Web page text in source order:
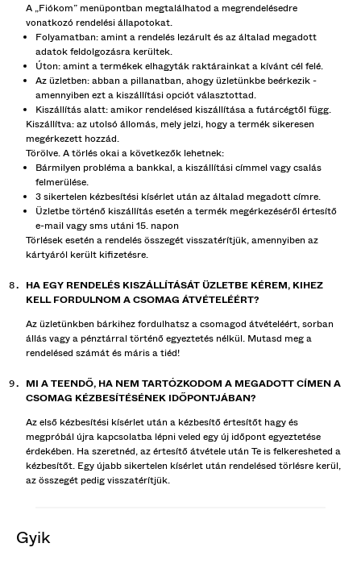
A „Fiókom” menüpontban megtalálhatod a megrendelésedre
vonatkozó rendelési állapotokat.
Folyamatban: amint a rendelés lezárult és az általad megadott
adatok feldolgozásra kerültek.
Úton: amint a termékek elhagyták raktárainkat a kívánt cél felé.
Az üzletben: abban a pillanatban, ahogy üzletünkbe beérkezik -
amennyiben ezt a kiszállítási opciót választottad.
Kiszállítás alatt: amikor rendelésed kiszállítása a futárcégtől függ.
Kiszállítva: az utolsó állomás, mely jelzi, hogy a termék sikeresen
megérkezett hozzád.
Törölve. A törlés okai a következők lehetnek:
Bármilyen probléma a bankkal, a kiszállítási címmel vagy csalás
felmerülése.
3 sikertelen kézbesítési kísérlet után az általad megadott címre.
Üzletbe történő kiszállítás esetén a termék megérkezéséről értesítő
e-mail vagy sms utáni 15. napon
Törlések esetén a rendelés összegét visszatérítjük, amennyiben az
kártyáról került kifizetésre.
HA EGY RENDELÉS KISZÁLLÍTÁSÁT ÜZLETBE KÉREM, KIHEZ
KELL FORDULNOM A CSOMAG ÁTVÉTELÉÉRT?
Az üzletünkben bárkihez fordulhatsz a csomagod átvételéért, sorban
állás vagy a pénztárral történő egyeztetés nélkül. Mutasd meg a
rendelésed számát és máris a tiéd!
MI A TEENDŐ, HA NEM TARTÓZKODOM A MEGADOTT CÍMEN A
CSOMAG KÉZBESÍTÉSÉNEK IDŐPONTJÁBAN?
Az első kézbesítési kísérlet után a kézbesítő értesítőt hagy és
megpróbál újra kapcsolatba lépni veled egy új időpont egyeztetése
érdekében. Ha szeretnéd, az értesítő átvétele után Te is felkeresheted a
kézbesítőt. Egy újabb sikertelen kísérlet után rendelésed törlésre kerül,
az összegét pedig visszatérítjük.
gyik